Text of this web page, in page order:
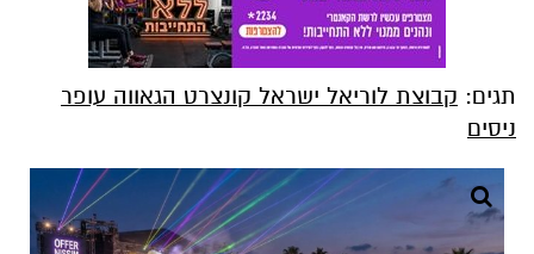
תגים: קבוצת לוריאל ישראל קונצרט הגאווה עופר
ניסים